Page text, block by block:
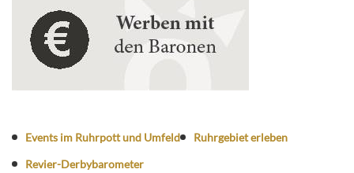
Events im Ruhrpott und Umfeld
Ruhrgebiet erleben
Revier-Derbybarometer